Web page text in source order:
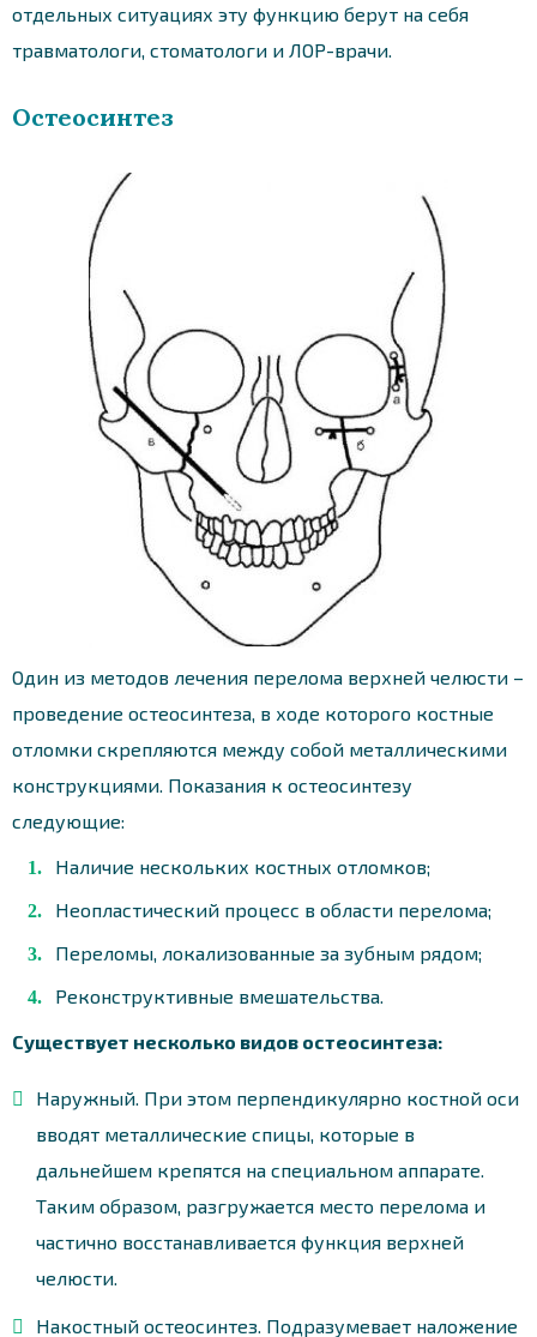
отдельных ситуациях эту функцию берут на себя
травматологи, стоматологи и ЛОР-врачи.
Остеосинтез
Один из методов лечения перелома верхней челюсти –
проведение остеосинтеза, в ходе которого костные
отломки скрепляются между собой металлическими
конструкциями. Показания к остеосинтезу
следующие:
Наличие нескольких костных отломков;
Неопластический процесс в области перелома;
Переломы, локализованные за зубным рядом;
Реконструктивные вмешательства.
Существует несколько видов остеосинтеза:
Наружный. При этом перпендикулярно костной оси
вводят металлические спицы, которые в
дальнейшем крепятся на специальном аппарате.
Таким образом, разгружается место перелома и
частично восстанавливается функция верхней
челюсти.
Накостный остеосинтез. Подразумевает наложение